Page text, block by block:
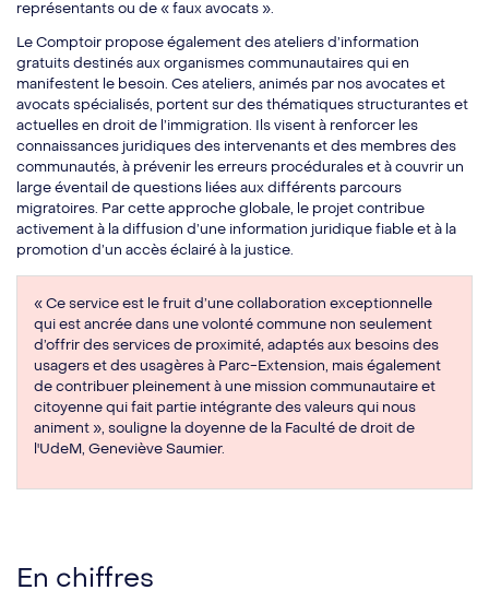
représentants ou de « faux avocats ».
Le Comptoir propose également des ateliers d’information
gratuits destinés aux organismes communautaires qui en
manifestent le besoin. Ces ateliers, animés par nos avocates et
avocats spécialisés, portent sur des thématiques structurantes et
actuelles en droit de l’immigration. Ils visent à renforcer les
connaissances juridiques des intervenants et des membres des
communautés, à prévenir les erreurs procédurales et à couvrir un
large éventail de questions liées aux différents parcours
migratoires. Par cette approche globale, le projet contribue
activement à la diffusion d’une information juridique fiable et à la
promotion d’un accès éclairé à la justice.
« Ce service est le fruit d’une collaboration exceptionnelle
qui est ancrée dans une volonté commune non seulement
d’offrir des services de proximité, adaptés aux besoins des
usagers et des usagères à Parc-Extension, mais également
de contribuer pleinement à une mission communautaire et
citoyenne qui fait partie intégrante des valeurs qui nous
animent », souligne la doyenne de la Faculté de droit de
l'UdeM, Geneviève Saumier.
En chiffres